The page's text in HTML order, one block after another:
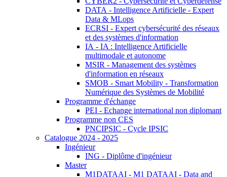
DATA - Intelligence Artificielle - Expert
Data & MLops
ECRSI - Expert cybersécurité des réseaux
et des systèmes d'information
IA - IA : Intelligence Artificielle
multimodale et autonome
MSIR - Management des systèmes
d'information en réseaux
SMOB - Smart Mobility - Transformation
Numérique des Systèmes de Mobilité
Programme d'échange
PEI - Echange international non diplomant
Programme non CES
PNCIPSIC - Cycle IPSIC
Catalogue 2024 - 2025
Ingénieur
ING - Diplôme d'ingénieur
Master
M1DATAAI - M1 DATAAI - Data and